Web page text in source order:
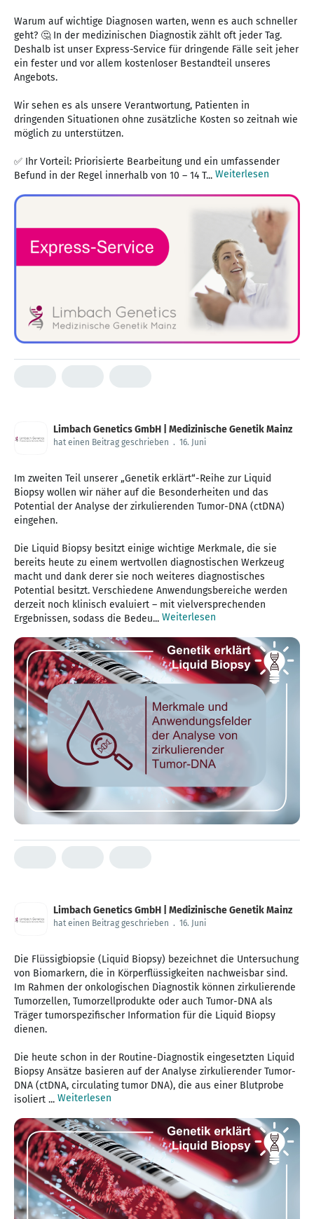
Warum auf wichtige Diagnosen warten, wenn es auch schneller
geht? 🤔 In der medizinischen Diagnostik zählt oft jeder Tag.
Deshalb ist unser Express-Service für dringende Fälle seit jeher
ein fester und vor allem kostenloser Bestandteil unseres
Angebots.
Wir sehen es als unsere Verantwortung, Patienten in
dringenden Situationen ohne zusätzliche Kosten so zeitnah wie
möglich zu unterstützen.
✅ Ihr Vorteil: Priorisierte Bearbeitung und ein umfassender
Befund in der Regel innerhalb von 10 – 14 T... Weiterlesen
Limbach Genetics GmbH | Medizinische Genetik Mainz
hat einen Beitrag geschrieben . 16. Juni
Im zweiten Teil unserer „Genetik erklärt“-Reihe zur Liquid
Biopsy wollen wir näher auf die Besonderheiten und das
Potential der Analyse der zirkulierenden Tumor-DNA (ctDNA)
eingehen.
Die Liquid Biopsy besitzt einige wichtige Merkmale, die sie
bereits heute zu einem wertvollen diagnostischen Werkzeug
macht und dank derer sie noch weiteres diagnostisches
Potential besitzt. Verschiedene Anwendungsbereiche werden
derzeit noch klinisch evaluiert – mit vielversprechenden
Ergebnissen, sodass die Bedeu... Weiterlesen
Limbach Genetics GmbH | Medizinische Genetik Mainz
hat einen Beitrag geschrieben . 16. Juni
Die Flüssigbiopsie (Liquid Biopsy) bezeichnet die Untersuchung
von Biomarkern, die in Körperflüssigkeiten nachweisbar sind.
Im Rahmen der onkologischen Diagnostik können zirkulierende
Tumorzellen, Tumorzellprodukte oder auch Tumor-DNA als
Träger tumorspezifischer Information für die Liquid Biopsy
dienen.
Die heute schon in der Routine-Diagnostik eingesetzten Liquid
Biopsy Ansätze basieren auf der Analyse zirkulierender Tumor-
DNA (ctDNA, circulating tumor DNA), die aus einer Blutprobe
isoliert ... Weiterlesen